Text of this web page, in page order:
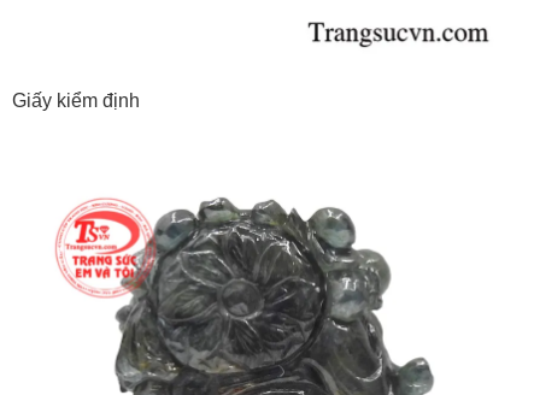
Giấy kiểm định